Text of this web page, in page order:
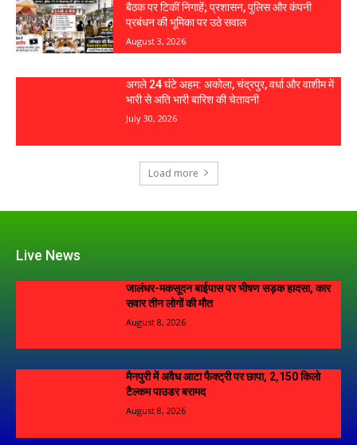
बैठक पर टिकीं निगाहें; प्रशासन, पुलिस और कंपनी
प्रबंधन की भूमिका पर उठे सवाल
August 3, 2026
अगले 24 घंटे अहम: अकोला, चंद्रपुर, वर्धा और वाशीम में
भारी से अति भारी बारिश की चेतावनी
July 30, 2026
Load more
Live News
जालंधर-मकसूदन बाईपास पर भीषण सड़क हादसा, कार
सवार तीन लोगों की मौत
August 8, 2026
मैनपुरी में अवैध आटा फैक्ट्री पर छापा, 2,150 किलो
टैल्कम पाउडर बरामद
August 8, 2026